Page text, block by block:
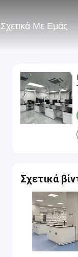
Σχετικά Με Εμάς
Σχετικά